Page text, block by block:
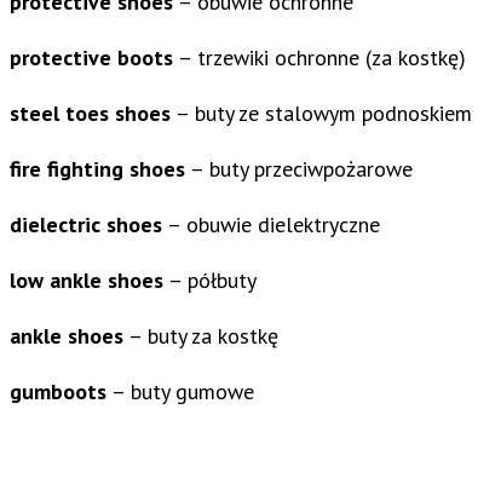
protective boots – trzewiki ochronne (za kostkę)
steel toes shoes – buty ze stalowym podnoskiem
fire fighting shoes – buty przeciwpożarowe
dielectric shoes – obuwie dielektryczne
low ankle shoes – półbuty
ankle shoes – buty za kostkę
gumboots – buty gumowe